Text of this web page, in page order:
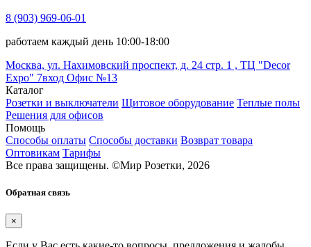
8 (903) 969-06-01
работаем каждый день 10:00-18:00
Москва, ул. Нахимовский проспект, д. 24 стр. 1 , ТЦ "Decor
Expo" 7вход Офис №13
Каталог
Розетки и выключатели Щитовое оборудование Теплые полы
Решения для офисов
Помощь
Способы оплаты Способы доставки Возврат товара
Оптовикам Тарифы
Все права защищены. ©Мир Розетки, 2026
Обратная связь
×